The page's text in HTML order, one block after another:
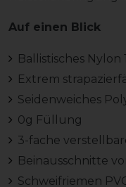
Auf einen Blick
Ballistisches Nylon
Extrem
Seidenweiches
0g Füllung
3-fache
Beinausschnitte
Schweifriemen